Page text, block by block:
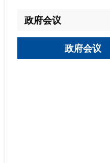
政府会议
政府会议